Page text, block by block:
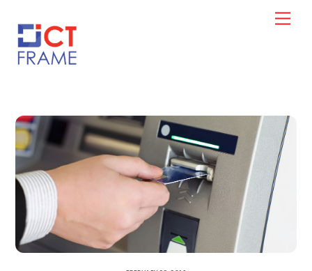
content